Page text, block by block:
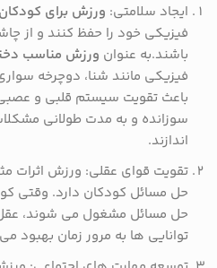
ایجاد سلامتی: ورزش برای کودکان
فیزیکی خود را حفظ کنند و از
باشند.به عنوان ورزش مناسب دختر ۱۰ ساله می
فیزیکی مانند شنا، دوچرخه
باعث تقویت سیستم قلبی و
سوزانده و به مدت طولانی
اندازند.
تقویت قوای عقلی: ورزش اثرات
حل مسائل کودکان دارد. وقتی
حل مسائل مشغول می شوند،
توانایی ها به مرور زمان بهبود می